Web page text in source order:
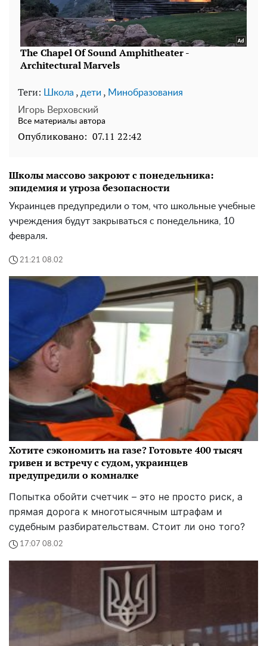
Теги: Школа , дети , Минобразования
Игорь Верховский
Все материалы автора
Опубликовано: 07.11 22:42
Школы массово закроют с понедельника:
эпидемия и угроза безопасности
Украинцев предупредили о том, что школьные учебные
учреждения будут закрываться с понедельника, 10
февраля.
21:21 08.02
Хотите сэкономить на газе? Готовьте 400 тысяч
гривен и встречу с судом, украинцев
предупредили о комналке
Попытка обойти счетчик – это не просто риск, а
прямая дорога к многотысячным штрафам и
судебным разбирательствам. Стоит ли оно того?
17:07 08.02